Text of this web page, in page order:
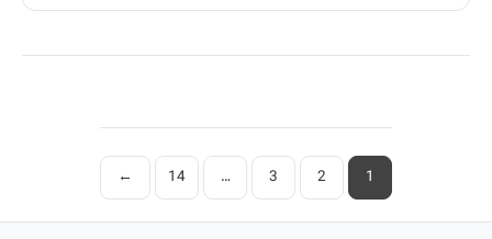
صفحه‌بندی
نوشته‌ها
1
2
3
…
14
←